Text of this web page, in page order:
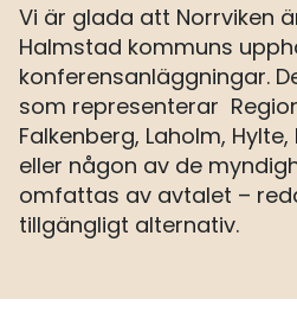
Vi är glada att Norrviken
Halmstad kommuns
konferensanläggningar.
som representerar
Falkenberg, Laholm,
eller någon av de
omfattas av avtalet –
tillgängligt alternativ.